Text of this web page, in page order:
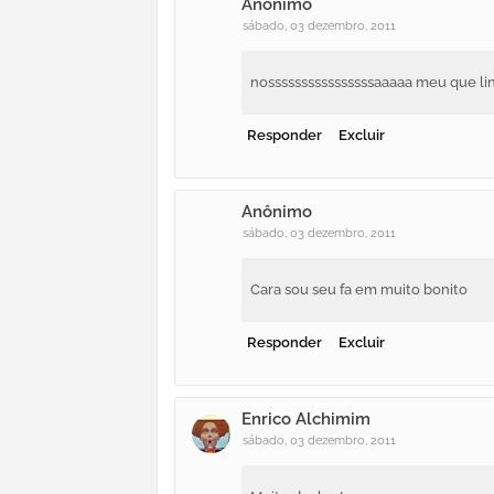
Anônimo
sábado, 03 dezembro, 2011
nossssssssssssssssaaaaa meu que
Responder Excluir
Anônimo
sábado, 03 dezembro, 2011
Cara sou seu fa em muito bonito
Responder Excluir
Enrico Alchimim
sábado, 03 dezembro, 2011